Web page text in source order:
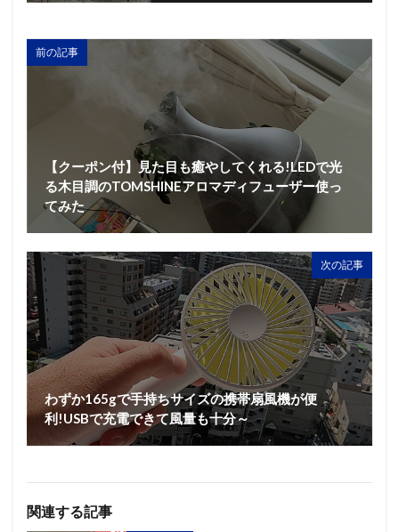
前の記事
【クーポン付】見た目も癒やしてくれる!LEDで光
る木目調のTOMSHINEアロマディフューザー使っ
てみた
次の記事
わずか165gで手持ちサイズの携帯扇風機が便
利!USBで充電できて風量も十分～
関連する記事